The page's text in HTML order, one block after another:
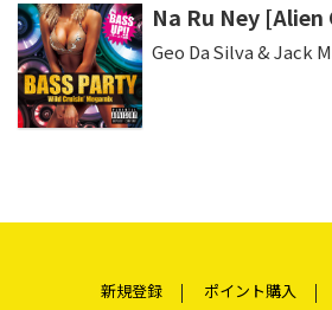
Na Ru Ney
Geo Da Silva & Jack
新規登録 ポイント購入